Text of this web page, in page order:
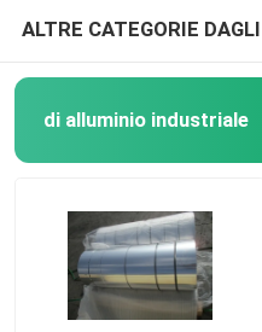
ALTRE CATEGORIE
di alluminio industriale